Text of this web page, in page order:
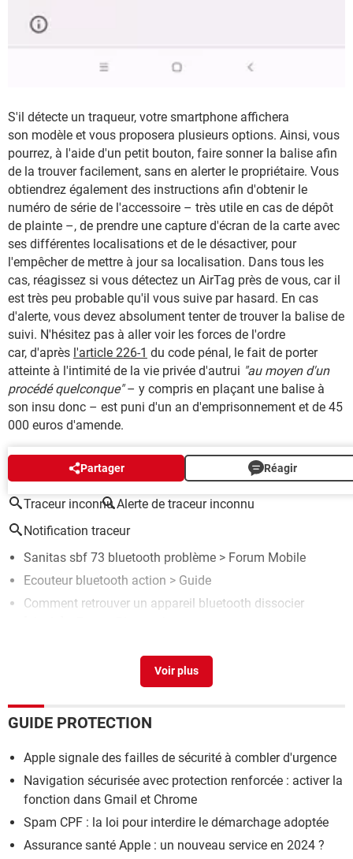
S'il détecte un traqueur, votre smartphone affichera
son modèle et vous proposera plusieurs options. Ainsi, vous
pourrez, à l'aide d'un petit bouton, faire sonner la balise afin
de la trouver facilement, sans en alerter le propriétaire. Vous
obtiendrez également des instructions afin d'obtenir le
numéro de série de l'accessoire – très utile en cas de dépôt
de plainte –, de prendre une capture d'écran de la carte avec
ses différentes localisations et de le désactiver, pour
l'empêcher de mettre à jour sa localisation. Dans tous les
cas, réagissez si vous détectez un AirTag près de vous, car il
est très peu probable qu'il vous suive par hasard. En cas
d'alerte, vous devez absolument tenter de trouver la balise de
suivi. N'hésitez pas à aller voir les forces de l'ordre
car, d'après l'article 226-1 du code pénal, le fait de porter
atteinte à l'intimité de la vie privée d'autrui "au moyen d'un
procédé quelconque"– y compris en plaçant une balise à
son insu donc – est puni d'un an d'emprisonnement et de 45
000 euros d'amende.
Partager Réagir
AUTOUR DU MÊME SUJET
Traceur inconnu Alerte de traceur inconnu
Notification traceur
Sanitas sbf 73 bluetooth problème > Forum Mobile
Ecouteur bluetooth action > Guide
Comment retrouver un appareil bluetooth dissocier
Wispeed t855 bluetooth>Forum Accessoires & objets
GUIDE PROTECTION
Apple signale des failles de sécurité à combler d'urgence
Navigation sécurisée avec protection renforcée : activer la
fonction dans Gmail et Chrome
Spam CPF : la loi pour interdire le démarchage adoptée
Assurance santé Apple : un nouveau service en 2024 ?